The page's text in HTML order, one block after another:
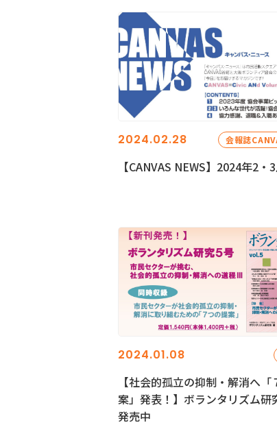
2024.02.28 会報誌
【CANVAS NEWS】2024年2・
2024.01.08
【社会的孤立の抑制・解消へ「
案」発表！】ボランタリズム研
発売中